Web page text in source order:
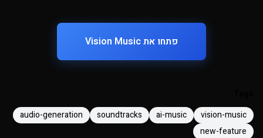
פתחו את Vision Music
vision-music
ai-music
soundtracks
audio-generation
new-feature